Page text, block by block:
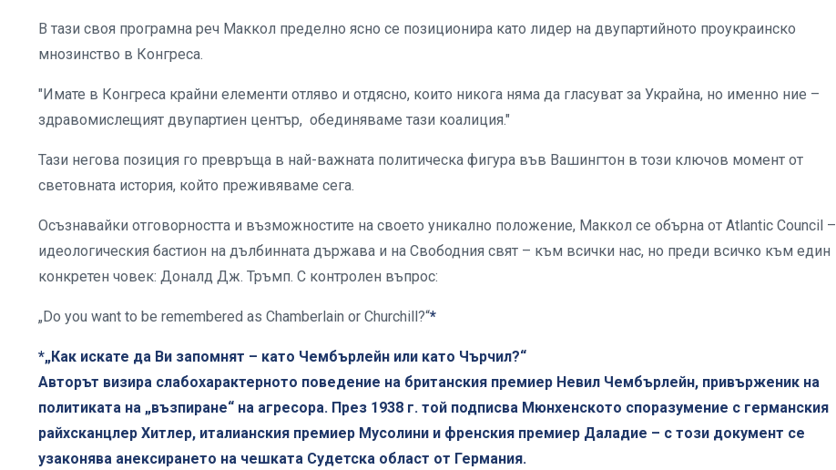
В тази своя програмна реч Маккол пределно ясно се позиционира като лидер на двупартийното проукраинско
мнозинство в Конгреса.
"Имате в Конгреса крайни елементи отляво и отдясно, които никога няма да гласуват за Украйна, но именно ние –
здравомислещият двупартиен център, обединяваме тази коалиция."
Тази негова позиция го превръща в най-важната политическа фигура във Вашингтон в този ключов момент от
световната история, който преживяваме сега.
Осъзнавайки отговорността и възможностите на своето уникално положение, Маккол се обърна от Atlantic Council –
идеологическия бастион на дълбинната държава и на Свободния свят – към всички нас, но преди всичко към един
конкретен човек: Доналд Дж. Тръмп. С контролен въпрос:
„Do you want to be remembered as Chamberlain or Churchill?“*
*„Как искате да Ви запомнят – като Чембърлейн или като Чърчил?“
Авторът визира слабохарактерното поведение на британския премиер Невил Чембърлейн, привърженик на
политиката на „възпиране“ на агресора. През 1938 г. той подписва Мюнхенското споразумение с германския
райхсканцлер Хитлер, италианския премиер Мусолини и френския премиер Даладие – с този документ се
узаконява анексирането на чешката Судетска област от Германия.